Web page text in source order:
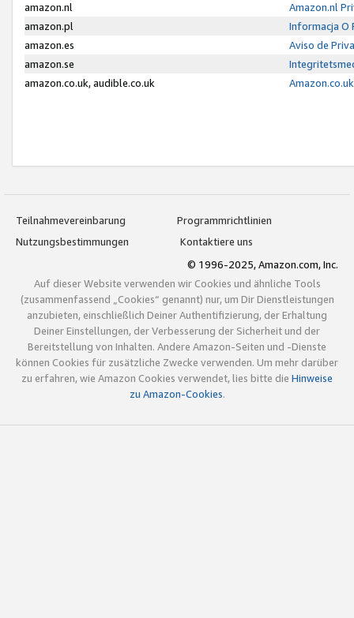
amazon.nl
Amazon.nl
amazon.pl
Informacja O
amazon.es
Aviso de
amazon.se
amazon.co.uk, audible.co.uk
Teilnahmevereinbarung
Programmrichtlinien
Nutzungsbestimmungen
Kontaktiere uns
© 1996-2025, Amazon.com, Inc.
Auf dieser Website verwenden wir Cookies und ähnliche Tools
(zusammenfassend „Cookies“ genannt) nur, um Dir Dienstleistungen
anzubieten, einschließlich Deiner Authentifizierung, der Erhaltung
Deiner Einstellungen, der Verbesserung der Sicherheit und der
Bereitstellung von Inhalten. Andere Amazon-Seiten und -Dienste
können Cookies für zusätzliche Zwecke verwenden. Um mehr darüber
zu erfahren, wie Amazon Cookies verwendet, lies bitte die Hinweise
zu Amazon-Cookies.